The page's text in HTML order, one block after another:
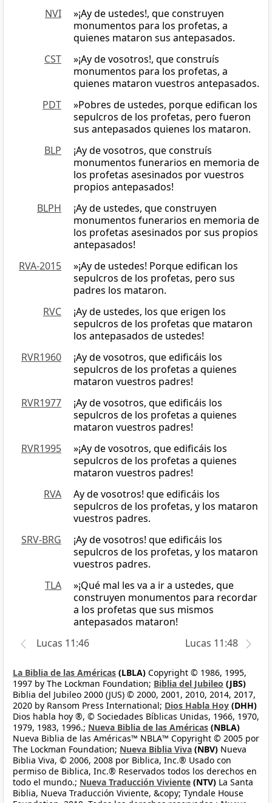
NVI
»¡Ay de ustedes!, que construyen
monumentos para los profetas, a
quienes mataron sus antepasados.
CST
»¡Ay de vosotros!, que construís
monumentos para los profetas, a
quienes mataron vuestros antepasados.
PDT
»Pobres de ustedes, porque edifican los
sepulcros de los profetas, pero fueron
sus antepasados quienes los mataron.
BLP
¡Ay de vosotros, que construís
monumentos funerarios en memoria de
los profetas asesinados por vuestros
propios antepasados!
BLPH
¡Ay de ustedes, que construyen
monumentos funerarios en memoria de
los profetas asesinados por sus propios
antepasados!
RVA-2015
»¡Ay de ustedes! Porque edifican los
sepulcros de los profetas, pero sus
padres los mataron.
RVC
¡Ay de ustedes, los que erigen los
sepulcros de los profetas que mataron
los antepasados de ustedes!
RVR1960
¡Ay de vosotros, que edificáis los
sepulcros de los profetas a quienes
mataron vuestros padres!
RVR1977
¡Ay de vosotros, que edificáis los
sepulcros de los profetas a quienes
mataron vuestros padres!
RVR1995
»¡Ay de vosotros, que edificáis los
sepulcros de los profetas a quienes
mataron vuestros padres!
RVA
Ay de vosotros! que edificáis los
sepulcros de los profetas, y los mataron
vuestros padres.
SRV-BRG
¡Ay de vosotros! que edificáis los
sepulcros de los profetas, y los mataron
vuestros padres.
TLA
»¡Qué mal les va a ir a ustedes, que
construyen monumentos para recordar
a los profetas que sus mismos
antepasados mataron!
Lucas 11:46
Lucas 11:48
La Biblia de las Américas (LBLA) Copyright © 1986, 1995,
1997 by The Lockman Foundation; Biblia del Jubileo (JBS)
Biblia del Jubileo 2000 (JUS) © 2000, 2001, 2010, 2014, 2017,
2020 by Ransom Press International; Dios Habla Hoy (DHH)
Dios habla hoy ®, © Sociedades Bíblicas Unidas, 1966, 1970,
1979, 1983, 1996.; Nueva Biblia de las Américas (NBLA)
Nueva Biblia de las Américas™ NBLA™ Copyright © 2005 por
The Lockman Foundation; Nueva Biblia Viva (NBV) Nueva
Biblia Viva, © 2006, 2008 por Biblica, Inc.® Usado con
permiso de Biblica, Inc.® Reservados todos los derechos en
todo el mundo.; Nueva Traducción Viviente (NTV) La Santa
Biblia, Nueva Traducción Viviente, &copy; Tyndale House